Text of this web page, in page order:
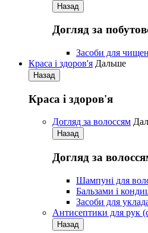
Назад
Догляд за
Засоби для
Краса і здоров'я Дальше
Назад
Краса і здоров'я
Догляд за волоссям
Назад
Догляд за
Шампуні для
Бальзами і
Засоби для
Антисептики для рук
Назад